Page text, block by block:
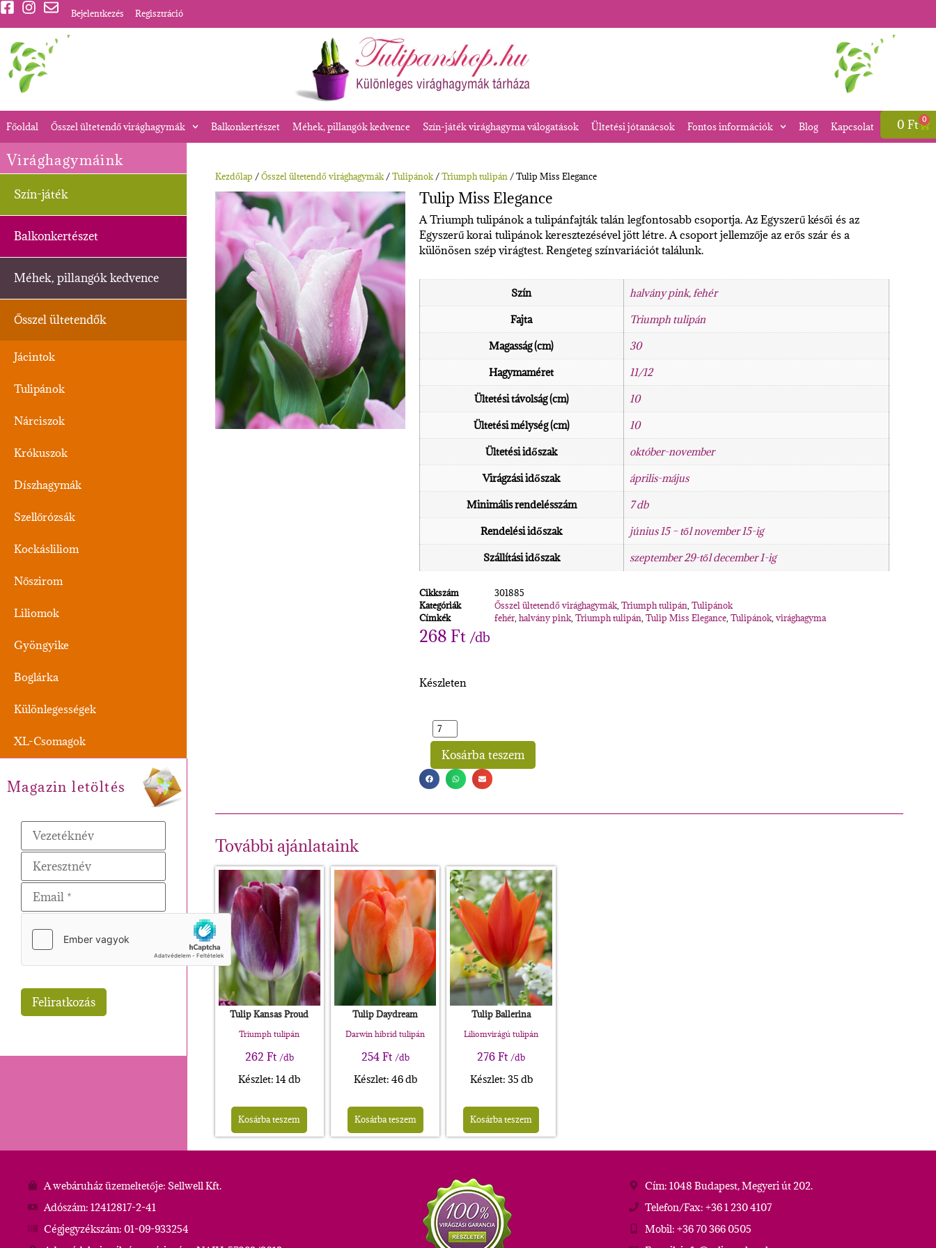
Bejelentkezés Regisztráció
Főoldal Ősszel ültetendő virághagymák Balkonkertészet Méhek, pillangók kedvence Szín-játék virághagyma válogatások Ültetési jótanácsok Fontos információk Blog Kapcsolat 0Ft 0
Virághagymáink
Szín-játék
Balkonkertészet
Méhek, pillangók kedvence
Ősszel ültetendők
Jácintok
Tulipánok
Nárciszok
Krókuszok
Díszhagymák
Szellőrózsák
Kockásliliom
Nőszirom
Liliomok
Gyöngyike
Boglárka
Különlegességek
XL-Csomagok
Magazin letöltés
Kezdőlap /Ősszel ültetendő virághagymák/Tulipánok/Triumph tulipán/ Tulip Miss Elegance
Tulip Miss Elegance
A Triumph tulipánok a tulipánfajták talán legfontosabb csoportja. Az Egyszerű késői és az
Egyszerű korai tulipánok keresztezésével jött létre. A csoport jellemzője az erős szár és a
különösen szép virágtest. Rengeteg színvariációt találunk.
Szín
halvány pink, fehér
Fajta
Triumph tulipán
Magasság (cm)
30
Hagymaméret
11/12
Ültetési távolság (cm)
10
Ültetési mélység (cm)
10
Ültetési időszak
október-november
Virágzási időszak
április-május
Minimális rendelésszám
7 db
Rendelési időszak
június 15 – től november 15-ig
Szállítási időszak
szeptember 29-től december 1-ig
Cikkszám
301885
Kategóriák
Ősszel ültetendő virághagymák, Triumph tulipán, Tulipánok
Címkék
fehér, halvány pink, Triumph tulipán, Tulip Miss Elegance, Tulipánok, virághagyma
268 Ft /db
Készleten
Kosárba teszem
Alternative:
További ajánlataink
Tulip Kansas Proud
Triumph tulipán
262 Ft /db
Készlet: 14 db
Kosárba teszem
Tulip Daydream
Darwin hibrid tulipán
254Ft /db
Készlet: 46 db
Kosárba teszem
Tulip Ballerina
Liliomvirágú tulipán
276Ft /db
Készlet: 35 db
Kosárba teszem
A webáruház üzemeltetője: Sellwell Kft.
Adószám: 12412817-2-41
Cégjegyzékszám: 01-09-933254
Cím: 1048 Budapest, Megyeri út 202.
Telefon/Fax: +36 1 230 4107
Mobil: +36 70 366 0505